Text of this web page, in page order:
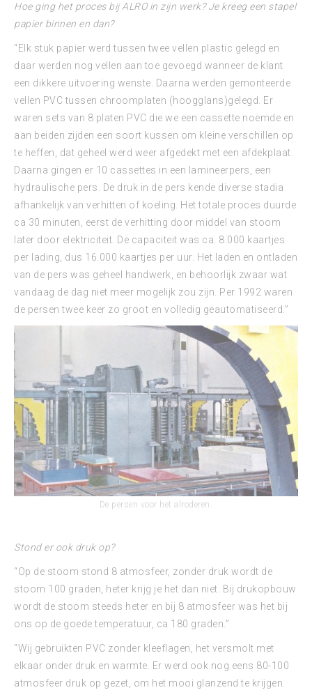
Hoe ging het proces bij ALRO in zijn werk? Je kreeg een stapel
papier binnen en dan?
“Elk stuk papier werd tussen twee vellen plastic gelegd en
daar werden nog vellen aan toe gevoegd wanneer de klant
een dikkere uitvoering wenste. Daarna werden gemonteerde
vellen PVC tussen chroomplaten (hoogglans)gelegd. Er
waren sets van 8 platen PVC die we een cassette noemde en
aan beiden zijden een soort kussen om kleine verschillen op
te heffen, dat geheel werd weer afgedekt met een afdekplaat.
Daarna gingen er 10 cassettes in een lamineerpers, een
hydraulische pers. De druk in de pers kende diverse stadia
afhankelijk van verhitten of koeling. Het totale proces duurde
ca 30 minuten, eerst de verhitting door middel van stoom
later door elektriciteit. De capaciteit was ca. 8.000 kaartjes
per lading, dus 16.000 kaartjes per uur. Het laden en ontladen
van de pers was geheel handwerk, en behoorlijk zwaar wat
vandaag de dag niet meer mogelijk zou zijn. Per 1992 waren
de persen twee keer zo groot en volledig geautomatiseerd.”
De persen voor het alroderen.
Stond er ook druk op?
“Op de stoom stond 8 atmosfeer, zonder druk wordt de
stoom 100 graden, heter krijg je het dan niet. Bij drukopbouw
wordt de stoom steeds heter en bij 8 atmosfeer was het bij
ons op de goede temperatuur, ca 180 graden.”
“Wij gebruikten PVC zonder kleeflagen, het versmolt met
elkaar onder druk en warmte. Er werd ook nog eens 80-100
atmosfeer druk op gezet, om het mooi glanzend te krijgen.